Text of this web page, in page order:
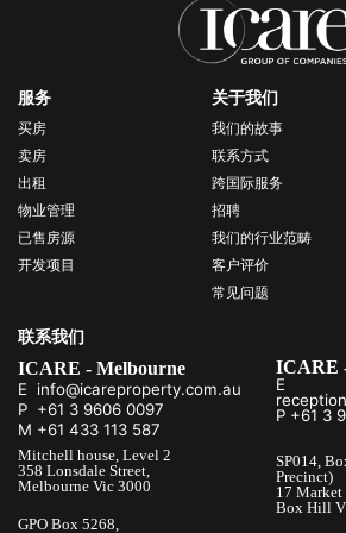
服务
买房
卖房
出租
物业管理
已售房源
开发项目
关于我们
我们的故事
联系方式
跨国际服务
招聘
我们的行业范畴
客户评价
常见问题
联系我们
ICARE - Melbourne
E info@icareproperty.com.au
P +61 3 9606 0097
M +61 433 113 587
Mitchell house, Level 2
358 Lonsdale Street,
Melbourne Vic 3000
GPO Box 5268,
ICARE
E
P +61 3
SP014,
Precinct)
17 Market
Box Hill